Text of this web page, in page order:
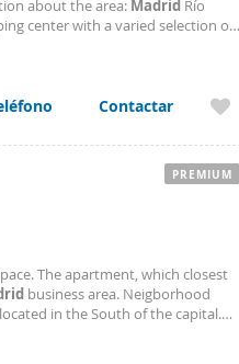
about the area: Madrid Río
center with a varied selection of
Contactar
The apartment, which closest
business area. Neigborhood
in the South of the capital.
PREMIUM